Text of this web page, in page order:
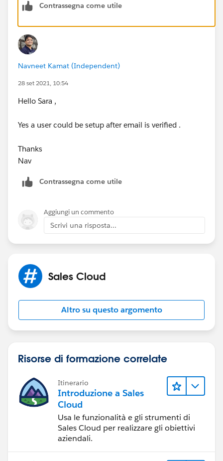
Thanks,Contrassegna come utile
Navneet Kamat (Independent)
28 set 2021, 10:54
Hello Sara ,
Yes a user could be setup after email is verified .
Thanks
Nav
Contrassegna come utile
Aggiungi un commento
Scrivi una risposta...
Sales Cloud
Altro su questo argomento
Risorse di formazione correlate
Itinerario
Introduzione a Sales
Cloud
Usa le funzionalità e gli strumenti di
Sales Cloud per realizzare gli obiettivi
aziendali.